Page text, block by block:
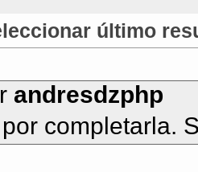
último
andresdzphp
completarla.